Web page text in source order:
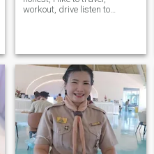
workout, drive listen to
สร้างเสียงหัวเราะและรอยยิ้ม
ฉันชอบทำอสาหารรัก
ธรรมชาติฉันชอบออกกำลัง
กายฉั